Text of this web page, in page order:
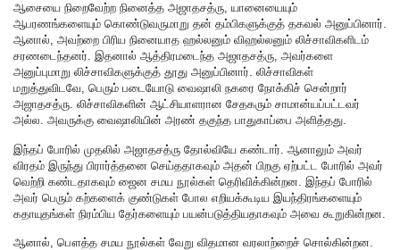
ஆசையை நிறைவேற்ற நினைத்த அஜாதசத்ரு, யானையையும்
ஆபரணங்களையும் கொண்டுவருமாறு தன் தம்பிகளுக்குத் தகவல் அனுப்பினார்.
ஆனால், அவற்றை பிரிய நினையாத ஹல்லனும் விஹல்லனும் லிச்சாவிகளிடம்
சரணடைந்தனர். இதனால் ஆத்திரமடைந்த அஜாதசத்ரு, அவர்களை
அனுப்புமாறு லிச்சாவிகளுக்குத் தூது அனுப்பினார். லிச்சாவிகள்
மறுத்துவிடவே, பெரும் படையோடு வைஷாலி நகரை நோக்கிச் சென்றார்
அஜாதசத்ரு. லிச்சாவிகளின் ஆட்சியாளரான சேதகரும் சாமான்யப்பட்டவர்
அல்ல. அவருக்கு வைஷாலியின் அரண் தகுந்த பாதுகாப்பை அளித்தது.
இந்தப் போரில் முதலில் அஜாதசத்ரு தோல்வியே கண்டார். ஆனாலும் அவர்
விரதம் இருந்து பிரார்த்தனை செய்ததாகவும் அதன் பிறகு ஏற்பட்ட போரில் அவர்
வெற்றி கண்டதாகவும் ஜைன சமய நூல்கள் தெரிவிக்கின்றன. இந்தப் போரில்
அவர் பெரும் கற்களைக் குண்டுகள் போல எறியக்கூடிய இயந்திரங்களையும்
கதாயுதங்கள் நிரம்பிய தேர்களையும் பயன்படுத்தியதாகவும் அவை கூறுகின்றன.
ஆனால், பௌத்த சமய நூல்கள் வேறு விதமான வரலாற்றைச் சொல்கின்றன.